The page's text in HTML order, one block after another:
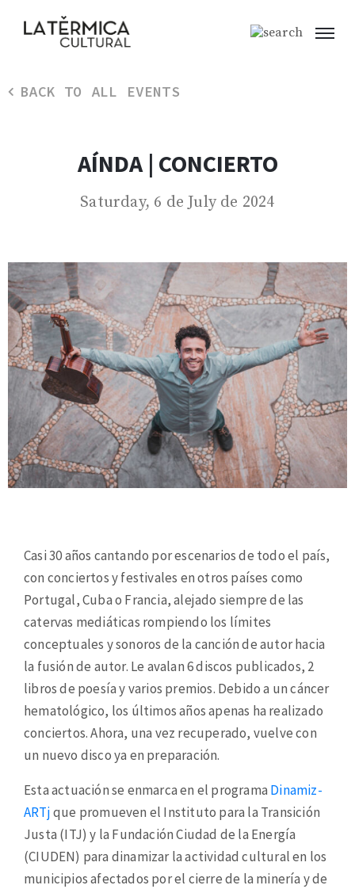
BACK TO ALL EVENTS
AÍNDA | CONCIERTO
Saturday, 6 de July de 2024
Casi 30 años cantando por escenarios de todo el país,
con conciertos y festivales en otros países como
Portugal, Cuba o Francia, alejado siempre de las
catervas mediáticas rompiendo los límites
conceptuales y sonoros de la canción de autor hacia
la fusión de autor. Le avalan 6 discos publicados, 2
libros de poesía y varios premios. Debido a un cáncer
hematológico, los últimos años apenas ha realizado
conciertos. Ahora, una vez recuperado, vuelve con
un nuevo disco ya en preparación.
Esta actuación se enmarca en el programa Dinamiz-
ARTjque promueven el Instituto para la Transición
Justa (ITJ) y la Fundación Ciudad de la Energía
(CIUDEN) para dinamizar la actividad cultural en los
municipios afectados por el cierre de la minería y de